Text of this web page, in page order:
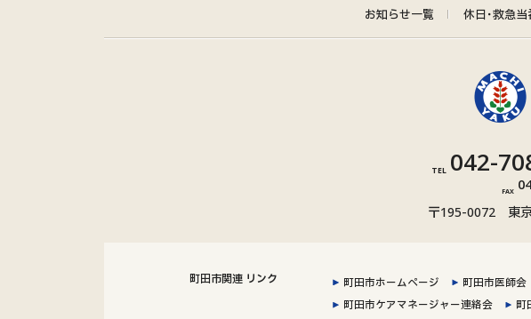
お知らせ一覧 休日･救急当
TEL 042-
ー
ン
ク
FAX
グ
ル
リ
ン
〒195-0072 東
町田市関連 リンク 町田市ホームページ 町田市医師会
町田市ケアマネージャー連絡会
町